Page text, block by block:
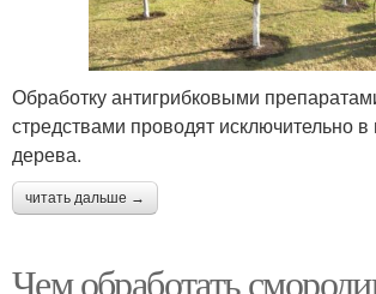
Обработку антигрибковыми
стредствами проводят исключительно
дерева.
читать дальше →
Чем обработать